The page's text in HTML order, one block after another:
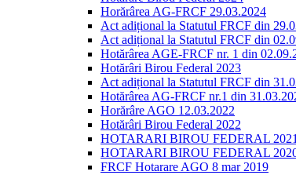
Horărârea AG-FRCF 29.03.2024
Act adițional la Statutul FRCF din
Act adițional la Statutul FRCF din
Hotărârea AGE-FRCF nr. 1 din
Hotărâri Birou Federal 2023
Act adițional la Statutul FRCF din
Hotărârea AG-FRCF nr.1 din
Horărâre AGO 12.03.2022
Hotărâri Birou Federal 2022
HOTARARI BIROU FEDERAL 2021
HOTARARI BIROU FEDERAL
FRCF Hotarare AGO 8 mar 2019